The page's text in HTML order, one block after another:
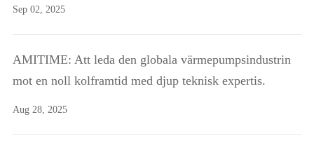
Sep 02, 2025
AMITIME: Att leda den globala värmepumpsindustrin
mot en noll kolframtid med djup teknisk expertis.
Aug 28, 2025